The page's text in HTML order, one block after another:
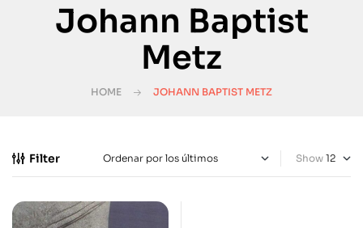
Johann Baptist
Metz
HOME JOHANN BAPTIST METZ
Filter Show